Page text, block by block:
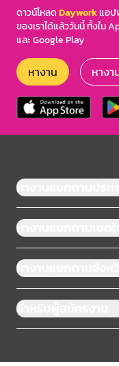
ดาวน์โหลดDayworkแอป
ของเราได้แล้ววันนี้ ทั้งใน
และ Google Play
หางาน หาง
หางานแยกตามประเ
หางานแยกตามเขตใ
หางานแยกตามจังหวั
สำหรับผู้สมัครงาน